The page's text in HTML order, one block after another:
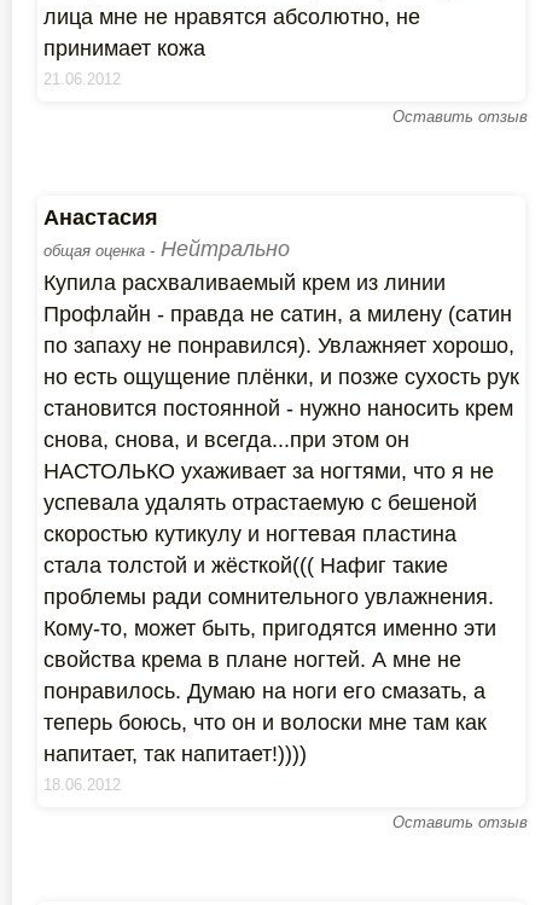
лица мне не нравятся абсолютно, не
принимает кожа
21.06.2012
Оставить отзыв
Анастасия
общая оценка - Нейтрально
Купила расхваливаемый крем из линии
Профлайн - правда не сатин, а милену (сатин
по запаху не понравился). Увлажняет хорошо,
но есть ощущение плёнки, и позже сухость рук
становится постоянной - нужно наносить крем
снова, снова, и всегда...при этом он
НАСТОЛЬКО ухаживает за ногтями, что я не
успевала удалять отрастаемую с бешеной
скоростью кутикулу и ногтевая пластина
стала толстой и жёсткой((( Нафиг такие
проблемы ради сомнительного увлажнения.
Кому-то, может быть, пригодятся именно эти
свойства крема в плане ногтей. А мне не
понравилось. Думаю на ноги его смазать, а
теперь боюсь, что он и волоски мне там как
напитает, так напитает!))))
18.06.2012
Оставить отзыв